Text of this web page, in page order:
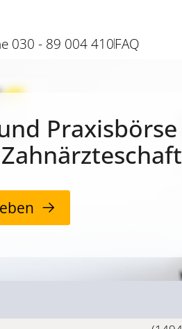
030 - 89 004 410FAQ